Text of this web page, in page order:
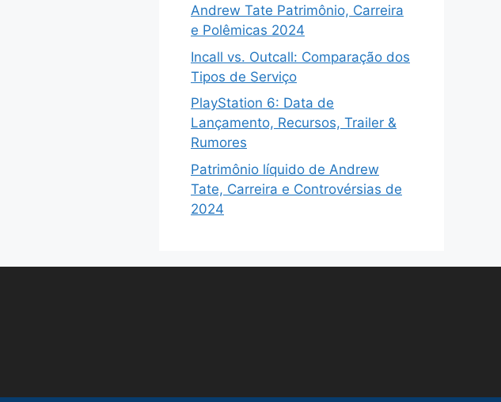
Andrew Tate Patrimônio, Carreira
e Polêmicas 2024
Incall vs. Outcall: Comparação dos
Tipos de Serviço
PlayStation 6: Data de
Lançamento, Recursos, Trailer &
Rumores
Patrimônio líquido de Andrew
Tate, Carreira e Controvérsias de
2024